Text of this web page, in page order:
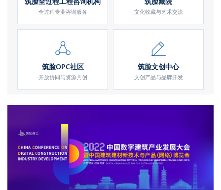
全过程专业咨询服务 文化收藏与艺术交流
筑脸OPC社区
开放协同与资源共创
筑脸文创中心
文创产品与品牌开发